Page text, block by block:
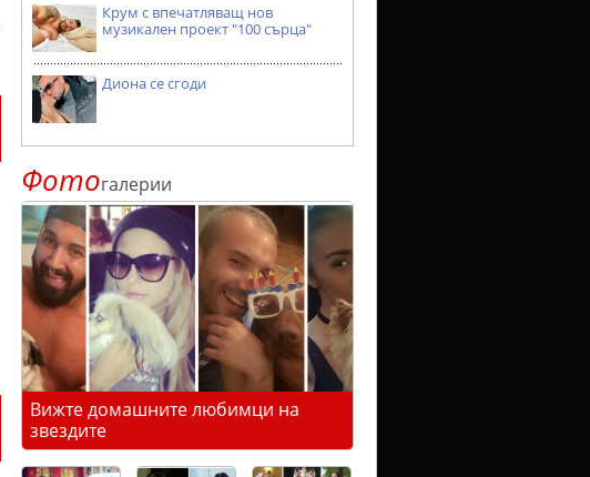
Крум с впечатляващ нов
музикален проект "100 сърца"
Диона се сгоди
Фотогалерии
Вижте домашните любимци на
звездите